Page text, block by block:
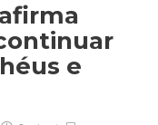
e